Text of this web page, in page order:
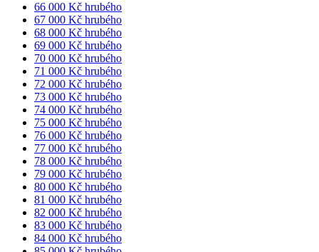
66 000 Kč hrubého
67 000 Kč hrubého
68 000 Kč hrubého
69 000 Kč hrubého
70 000 Kč hrubého
71 000 Kč hrubého
72 000 Kč hrubého
73 000 Kč hrubého
74 000 Kč hrubého
75 000 Kč hrubého
76 000 Kč hrubého
77 000 Kč hrubého
78 000 Kč hrubého
79 000 Kč hrubého
80 000 Kč hrubého
81 000 Kč hrubého
82 000 Kč hrubého
83 000 Kč hrubého
84 000 Kč hrubého